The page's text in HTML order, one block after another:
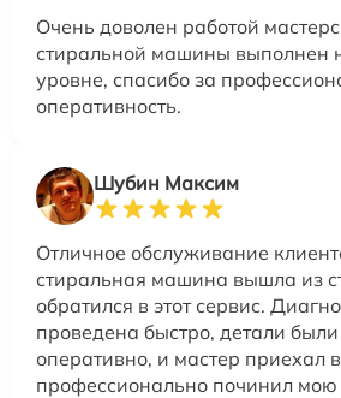
Очень доволен работой
стиральной машины выполнен
уровне, спасибо за
оперативность.
Шубин Максим
Отличное обслуживание
стиральная машина вышла из
обратился в этот сервис.
проведена быстро, детали
оперативно, и мастер приехал
профессионально починил